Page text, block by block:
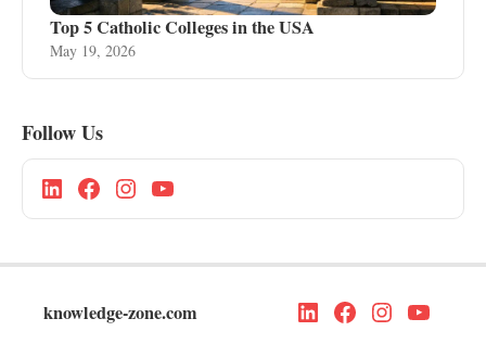
Top 5 Catholic Colleges in the USA
May 19, 2026
Follow Us
knowledge-zone.com